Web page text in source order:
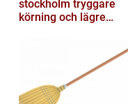
stockholm tryggare
körning och lägre